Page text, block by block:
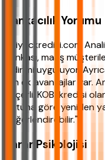
Bankacılık Yorumu
ihtiyackredisi.com
Bankası, maaş
indirimi uyguluyor.
için ek avantajlar var.
geçerli. KOBİ kredisi
notuna göre yeniden
değerlendirebilir."
Karar Psikolojisi